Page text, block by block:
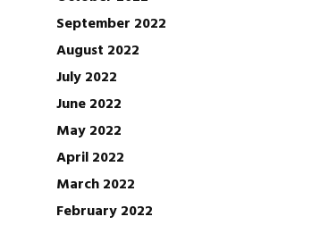
September 2022
August 2022
July 2022
June 2022
May 2022
April 2022
March 2022
February 2022